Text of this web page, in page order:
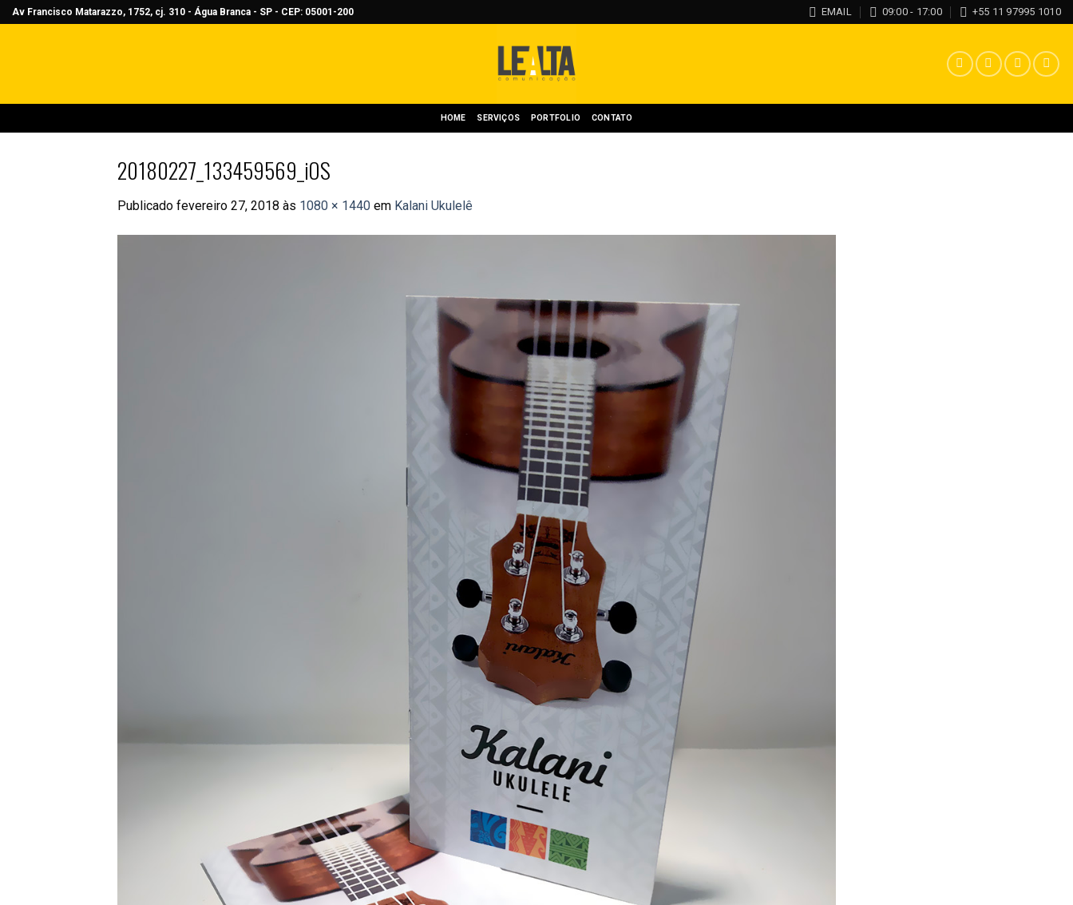
Skip
Av Francisco Matarazzo, 1752, cj. 310 - Água Branca - SP - CEP: 05001-200 EMAIL 09:00 - 17:00 +55 11 97995 1010
HOME SERVIÇOS PORTFOLIO CONTATO
20180227_133459569_iOS
Publicado fevereiro 27, 2018 às 1080 × 1440 em Kalani Ukulelê